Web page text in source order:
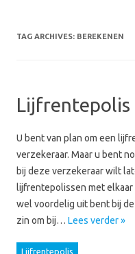
TAG ARCHIVES: BEREKENEN
Lijfrentepolis
U bent van plan om een
verzekeraar. Maar u bent
bij deze verzekeraar wilt
lijfrentepolissen met
wel voordelig uit bent bij
zin om bij… Lees verder »
Lijfrentepolis